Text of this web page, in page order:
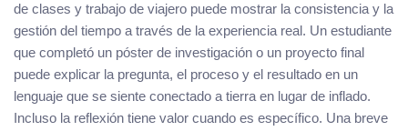
de clases y trabajo de viajero puede mostrar la consistencia y la
gestión del tiempo a través de la experiencia real. Un estudiante
que completó un póster de investigación o un proyecto final
puede explicar la pregunta, el proceso y el resultado en un
lenguaje que se siente conectado a tierra en lugar de inflado.
Incluso la reflexión tiene valor cuando es específico. Una breve